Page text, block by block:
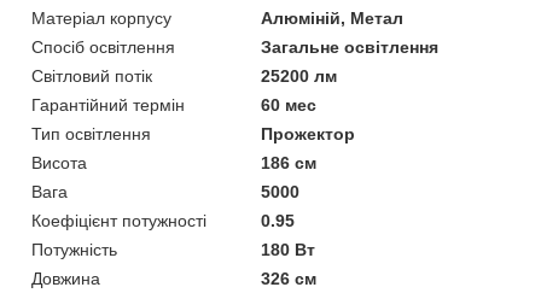
Матеріал корпусу
Алюміній, Метал
Спосіб освітлення
Загальне освітлення
Світловий потік
25200 лм
Гарантійний термін
60 мес
Тип освітлення
Прожектор
Висота
186 см
Вага
5000
Коефіцієнт потужності
0.95
Потужність
180 Вт
Довжина
326 см